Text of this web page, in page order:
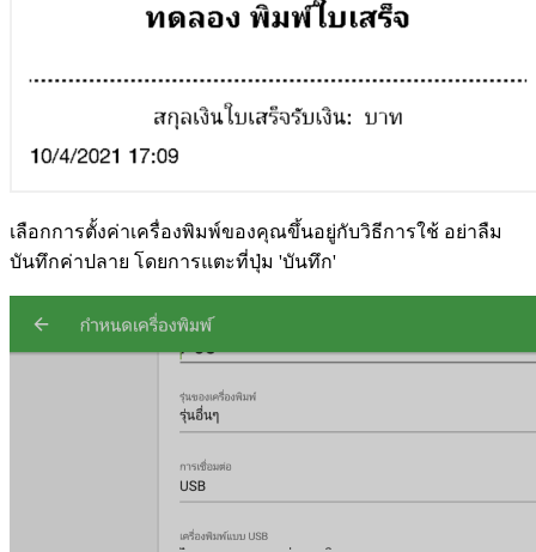
เลือกการตั้งค่าเครื่องพิมพ์ของคุณขึ้นอยู่กับวิธีการใช้ อย่าลืม
บันทึกค่าปลาย โดยการแตะที่ปุ่ม 'บันทึก'